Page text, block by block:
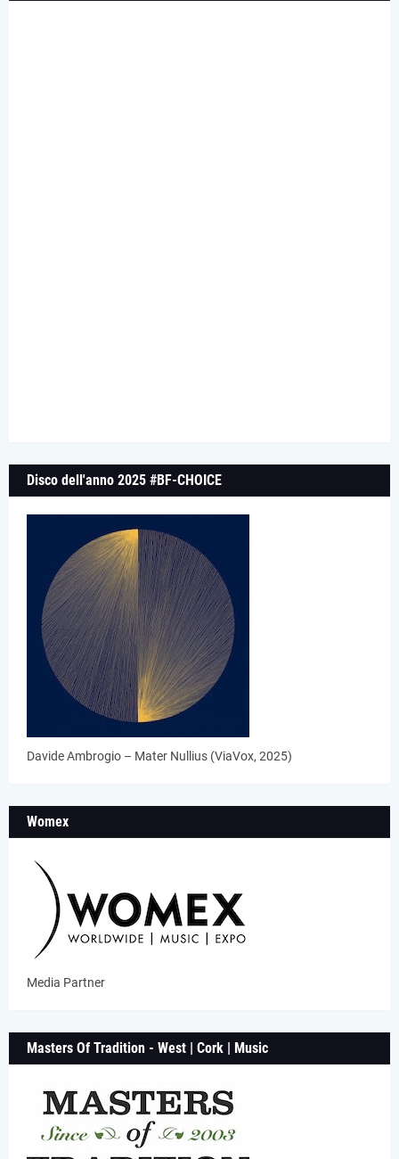
Disco dell'anno 2025 #BF-CHOICE
Davide Ambrogio – Mater Nullius (ViaVox, 2025)
Womex
Media Partner
Masters Of Tradition - West | Cork | Music